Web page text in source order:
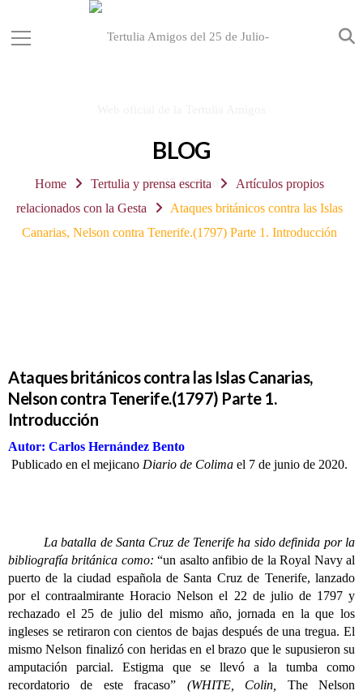
BLOG
Home Tertulia y prensa escrita
Artículos propios
relacionados con la Gesta
Ataques británicos contra las Islas
Canarias, Nelson contra Tenerife.(1797) Parte 1. Introducción
Ataques británicos contra las Islas Canarias,
Nelson contra Tenerife.(1797) Parte 1.
Introducción
Autor: Carlos Hernández Bento
Publicado en el mejicano Diario de Colima el 7 de junio de 2020.
La batalla de Santa Cruz de Tenerife ha sido definida por la
bibliografía británica como:“un asalto anfibio de la Royal Navy al
puerto de la ciudad española de Santa Cruz de Tenerife, lanzado
por el contraalmirante Horacio Nelson el 22 de julio de 1797 y
rechazado el 25 de julio del mismo año, jornada en la que los
ingleses se retiraron con cientos de bajas después de una tregua. El
mismo Nelson finalizó con heridas en el brazo que le supusieron su
amputación parcial. Estigma que se llevó a la tumba como
recordatorio de este fracaso” (WHITE, Colin, The Nelson